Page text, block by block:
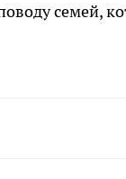
семей,